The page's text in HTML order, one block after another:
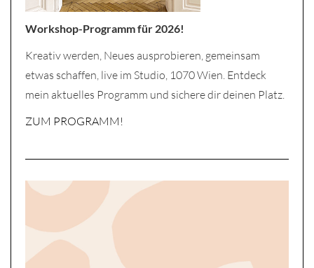
Workshop-Programm für 2026!
Kreativ werden, Neues ausprobieren, gemeinsam
etwas schaffen, live im Studio, 1070 Wien. Entdeck
mein aktuelles Programm und sichere dir deinen Platz.
ZUM PROGRAMM!